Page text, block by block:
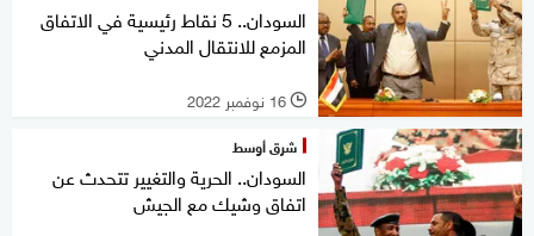
السودان.. 5 نقاط رئيسية في الاتفاق
المزمع للانتقال المدني
l 16 نوفمبر 2022
شرق أوسط
السودان.. الحرية والتغيير تتحدث عن
اتفاق وشيك مع الجيش